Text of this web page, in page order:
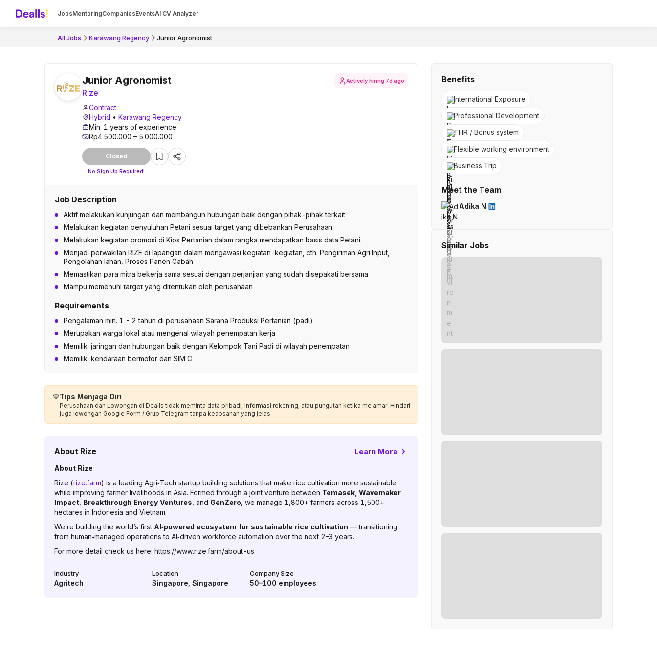
JobsMentoringCompaniesEventsAI CV Analyzer
All Jobs Karawang Regency Junior Agronomist
Junior Agronomist
Rize
Contract
Hybrid • Karawang Regency
Min. 1 years of experience
Rp4.500.000 – 5.000.000
Closed
No Sign Up Required!
Actively hiring 7d ago
Job Description
Aktif melakukan kunjungan dan membangun hubungan baik dengan pihak-pihak terkait
Melakukan kegiatan penyuluhan Petani sesuai target yang dibebankan Perusahaan.
Melakukan kegiatan promosi di Kios Pertanian dalam rangka mendapatkan basis data Petani.
Menjadi perwakilan RIZE di lapangan dalam mengawasi kegiatan-kegiatan, cth: Pengiriman Agri Input,
Pengolahan lahan, Proses Panen Gabah
Memastikan para mitra bekerja sama sesuai dengan perjanjian yang sudah disepakati bersama
Mampu memenuhi target yang ditentukan oleh perusahaan
Requirements
Pengalaman min. 1 - 2 tahun di perusahaan Sarana Produksi Pertanian (padi)
Merupakan warga lokal atau mengenal wilayah penempatan kerja
Memiliki jaringan dan hubungan baik dengan Kelompok Tani Padi di wilayah penempatan
Memiliki kendaraan bermotor dan SIM C
💙Tips Menjaga Diri
Perusahaan dan Lowongan di Dealls tidak meminta data pribadi, informasi rekening, atau pungutan ketika melamar. Hindari
juga lowongan Google Form / Grup Telegram tanpa keabsahan yang jelas.
About Rize Learn More
About Rize
Rize (rize.farm) is a leading Agri‑Tech startup building solutions that make rice cultivation more sustainable
while improving farmer livelihoods in Asia. Formed through a joint venture between Temasek Wavemaker
Impact Breakthrough Energy Ventures , and GenZero , we manage 1,800+ farmers across 1,500+
hectares in Indonesia and Vietnam.
We’re building the world’s first AI‑powered ecosystem for sustainable rice cultivation — transitioning
from human‑managed operations to AI‑driven workforce automation over the next 2–3 years.
For more detail check us here: https://www.rize.farm/about-us
Industry
Agritech
Location
Singapore Singapore
Company Size
50–100 employees
Benefits
International Exposure
Professional Development
THR / Bonus system
Flexible working environment
Business Trip
Meet the Team
Adika N
Similar Jobs